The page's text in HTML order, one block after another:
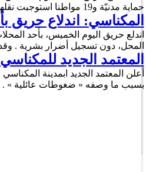
حماية مدنيّة و19 مواطنا استوجبت نقلهم إلى المستشفى المحلي بالمكناسي وإلى المستشفى الجهوي بسيدي بوزيد …
المكناسي: اندلاع حريق
اندلع حريق اليوم الخميس، بأحد
المحل، دون تسجيل أضرار بشرية .
المعتمد الجديد
أعلن المعتمد الجديد ابمدينة
بسبب ما وصفه « ضغوطات عائلية » .